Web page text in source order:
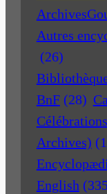
Autres
(26)
BnF (28)
Archives)
English